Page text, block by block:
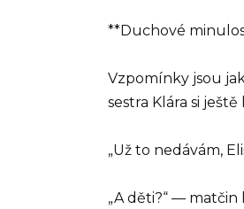
**Duchové
Vzpomínky jsou
sestra Klára si
„Už to nedávám,
„A děti?“ — matčin